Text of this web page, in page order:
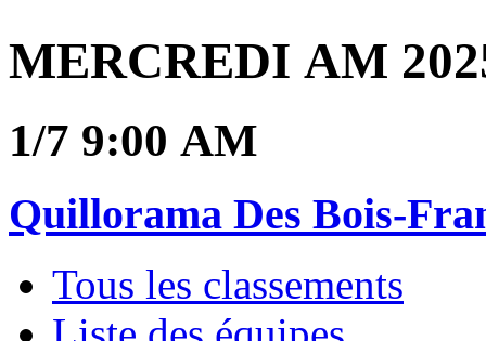
MERCREDI AM
1/7 9:00 AM
Quillorama Des Bois-
Tous les classements